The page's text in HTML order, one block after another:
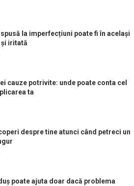
la imperfecțiuni poate fi în același
iritată
cauze potrivite: unde poate conta cel
ta
despre tine atunci când petreci un
poate ajuta doar dacă problema